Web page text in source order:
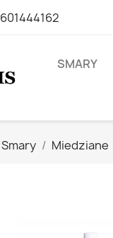
601444162
SMARY
Smary Miedziane